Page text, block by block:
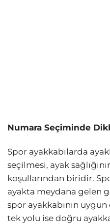
Numara Seçiminde
Spor ayakkabılarda
seçilmesi, ayak
koşullarından biridir.
ayakta meydana gelen
spor ayakkabının
tek yolu ise doğru